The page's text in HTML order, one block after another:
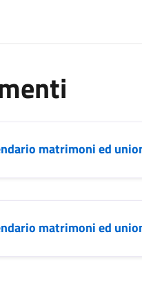
matrimoni ed
matrimoni ed